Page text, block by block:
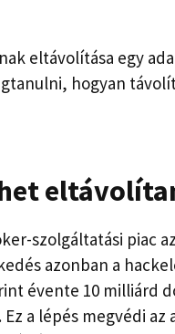
eltávolítása egy
hogyan
szolgáltatási piac
azonban a
évente 10 milliárd
a lépés megvédi